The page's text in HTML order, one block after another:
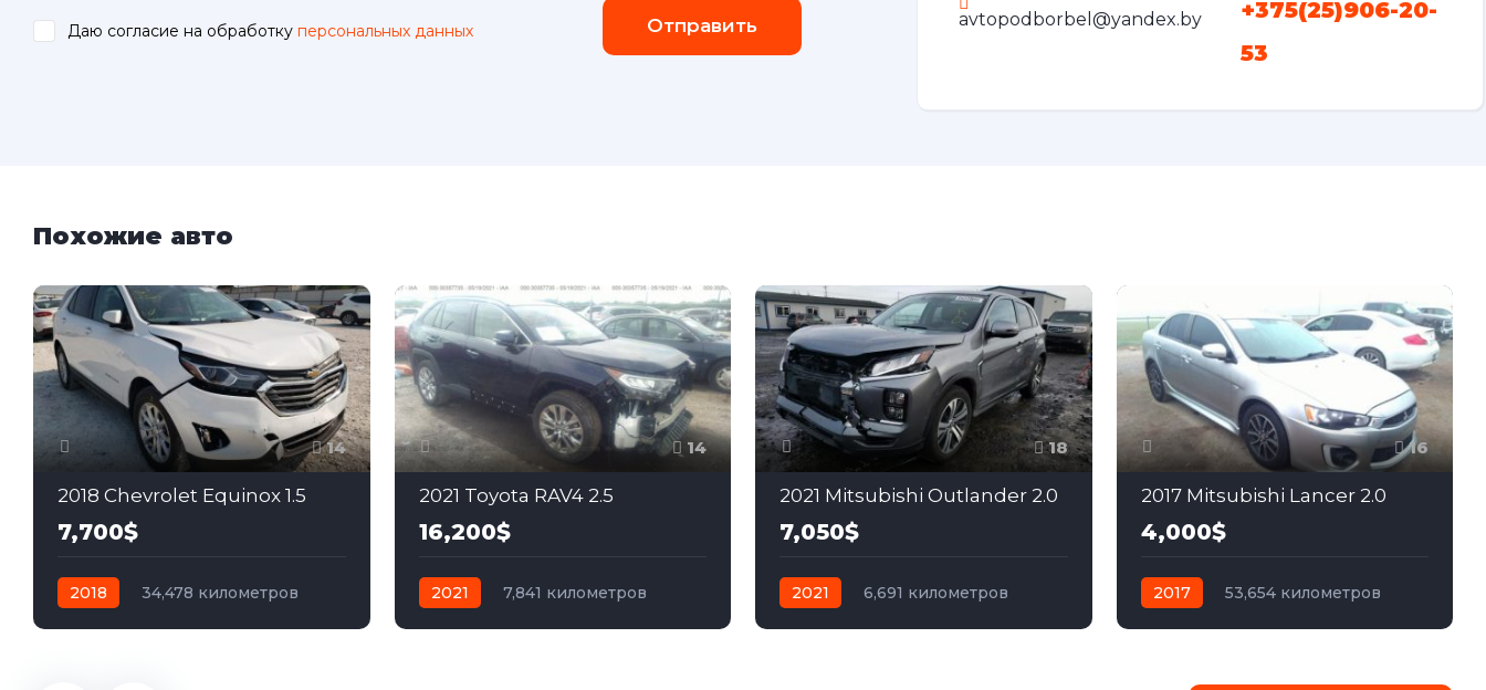
Даю согласие на обработку персональных данных Отправить avtopodborbel@yandex.by
+375(25)906-20-
53
Похожие авто
14
2018 Chevrolet Equinox 1.5
7,700$
2018
34,478 километров
14
2021 Toyota RAV4 2.5
16,200$
2021
7,841 километров
18
2021 Mitsubishi Outlander 2.0
7,050$
2021
6,691 километров
16
2017 Mitsubishi Lancer 2.0
4,000$
2017
53,654 километров